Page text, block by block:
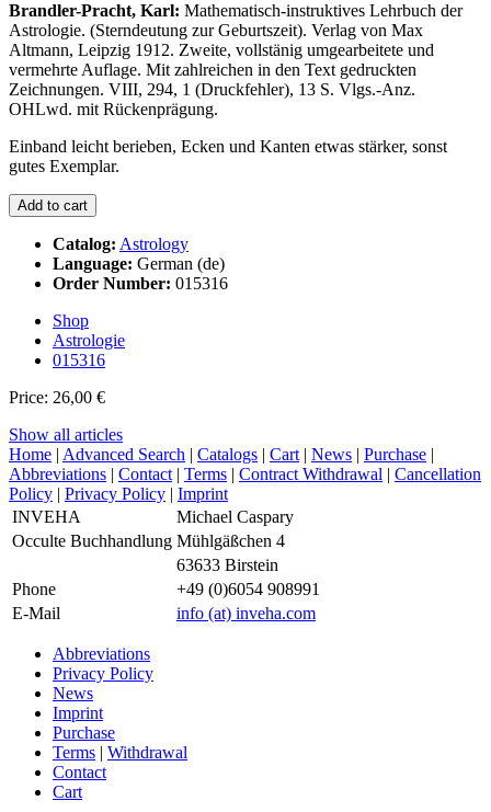
Brandler-Pracht, Karl: Mathematisch-instruktives Lehrbuch der
Astrologie. (Sterndeutung zur Geburtszeit). Verlag von Max
Altmann, Leipzig 1912. Zweite, vollstänig umgearbeitete und
vermehrte Auflage. Mit zahlreichen in den Text gedruckten
Zeichnungen. VIII, 294, 1 (Druckfehler), 13 S. Vlgs.-Anz.
OHLwd. mit Rückenprägung.
Einband leicht berieben, Ecken und Kanten etwas stärker, sonst
gutes Exemplar.
Catalog: Astrology
Language: German (de)
Order Number: 015316
Shop
Astrologie
015316
Price: 26,00 €
Show all articles
Home | Advanced Search | Catalogs | Cart | News | Purchase |
Abbreviations | Contact | Terms | Contract Withdrawal | Cancellation
Policy | Privacy Policy | Imprint
INVEHA
Michael Caspary
Occulte Buchhandlung Mühlgäßchen 4
63633 Birstein
Phone
+49 (0)6054 908991
E-Mail
info (at) inveha.com
Abbreviations
Privacy Policy
News
Imprint
Purchase
Terms | Withdrawal
Contact
Cart